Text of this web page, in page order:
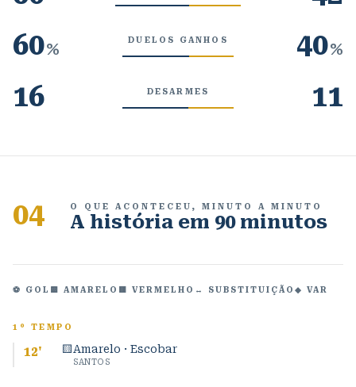
60% DUELOS GANHOS 40%
16 DESARMES 11
04 O QUE ACONTECEU, MINUTO A MINUTO
A história em 90 minutos
⚽ GOL 🟨 AMARELO 🟥 VERMELHO ↔ SUBSTITUIÇÃO ◆ VAR
1º TEMPO
12' 🟨Amarelo · Escobar
SANTOS